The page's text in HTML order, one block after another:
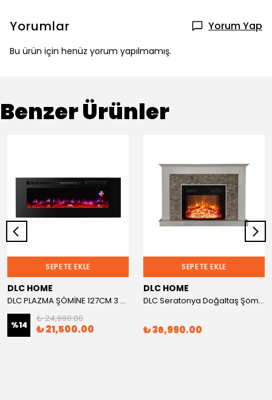
Yorumlar Yorum Yap
Bu ürün için henüz yorum yapılmamış.
Benzer Ürünler
SEPETE EKLE
DLC HOME
DLC PLAZMA ŞÖMİNE 127CM 3 RENK
%14
₺ 24,990.00
₺ 21,500.00
SEPETE EKLE
DLC HOME
DLC Seratonya Doğaltaş Şömine
₺ 36,990.00